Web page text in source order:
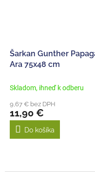
Šarkan Gunther
Ara 75x48 cm
Skladom, ihneď k odberu
9,67 € bez DPH
11,90 €
Do košíka